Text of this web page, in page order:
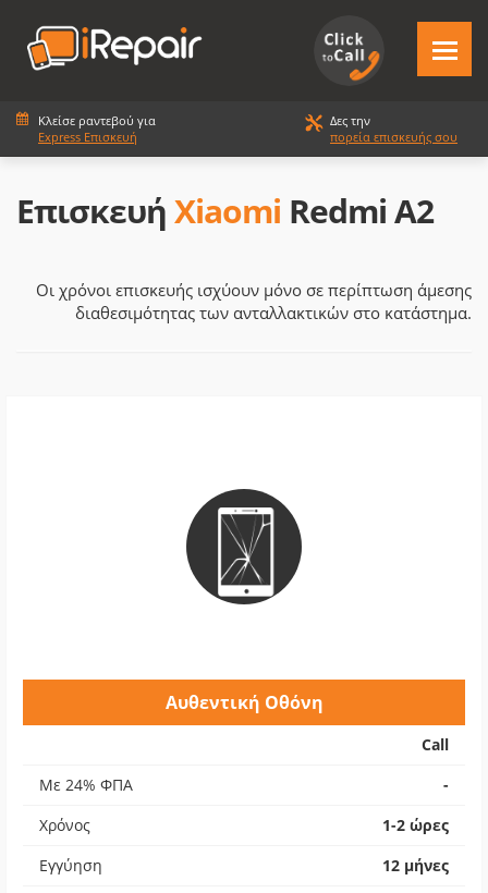
Κλείσε ραντεβού για
Express Επισκευή
Δες την
πορεία επισκευής σου
ΕπισκευήXiaomi Redmi A2
Οι χρόνοι επισκευής ισχύουν μόνο σε περίπτωση άμεσης
διαθεσιμότητας των ανταλλακτικών στο κατάστημα.
Αυθεντική Οθόνη
Call
Με 24% ΦΠΑ
-
Χρόνος
1-2 ώρες
Εγγύηση
12 μήνες